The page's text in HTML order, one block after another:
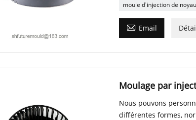
moule d'injection de
 Email
Moulage par
Nous pouvons
différentes formes,